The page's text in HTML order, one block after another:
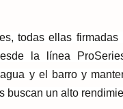
todas ellas firmadas
la línea Pro
agua y el barro y
buscan un alto